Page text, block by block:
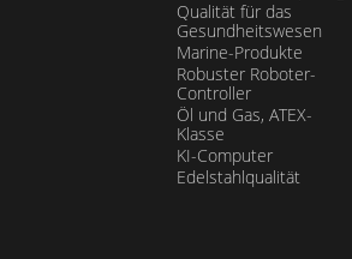
Qualität für das
Gesundheitswesen
Marine-Produkte
Robuster Roboter-
Controller
Öl und Gas, ATEX-
Klasse
KI-Computer
Edelstahlqualität